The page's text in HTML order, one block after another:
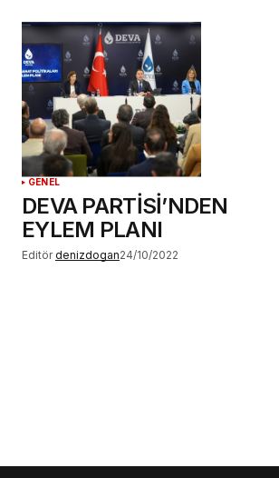
GENEL
DEVA PARTİSİ’NDEN
EYLEM PLANI
Editör denizdogan24/10/2022